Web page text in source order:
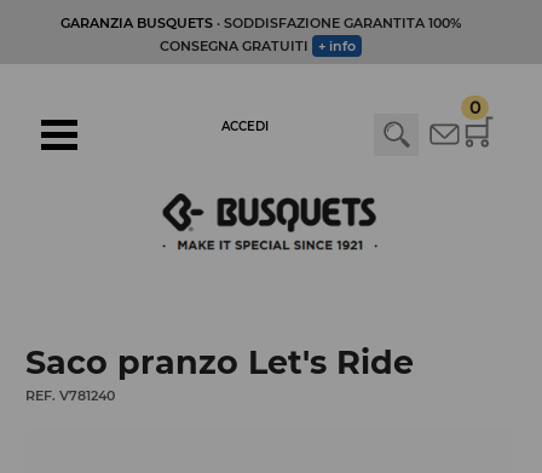
GARANZIA BUSQUETS· SODDISFAZIONE GARANTITA 100%
CONSEGNA GRATUITI
+ info
0
ACCEDI
Saco pranzo Let's Ride
REF. V781240